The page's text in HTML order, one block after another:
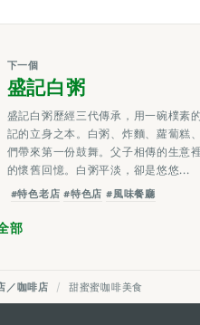
下一個
盛記白粥
盛記白粥歷經三代傳承，用一碗樸素
記的立身之本。白粥、炸麵、蘿蔔糕
們帶來第一份鼓舞。父子相傳的生意
的懷舊回憶。白粥平淡，卻是悠悠...
#特色老店 #特色店 #風味餐廳
部
／咖啡店 甜蜜蜜咖啡美食